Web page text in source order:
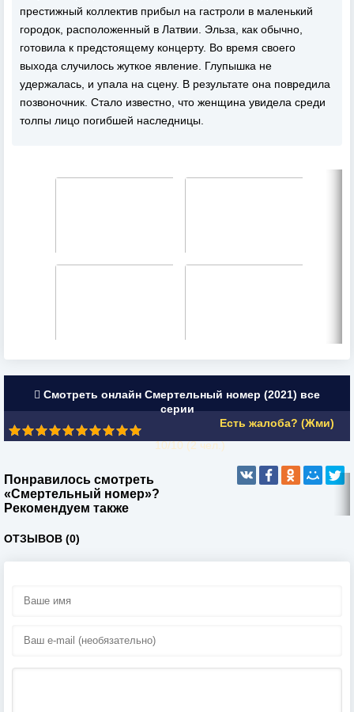
престижный коллектив прибыл на гастроли в маленький
городок, расположенный в Латвии. Эльза, как обычно,
готовила к предстоящему концерту. Во время своего
выхода случилось жуткое явление. Глупышка не
удержалась, и упала на сцену. В результате она повредила
позвоночник. Стало известно, что женщина увидела среди
толпы лицо погибшей наследницы.
Смотреть онлайн Смертельный номер (2021) все
серии
Есть жалоба? (Жми)
10/10 (2чел.)
Понравилось смотреть
«Смертельный номер»?
Рекомендуем также
ОТЗЫВОВ (0)